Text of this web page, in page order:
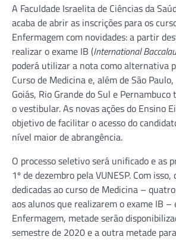
A Faculdade Israelita de Ciências da
acaba de abrir as inscrições para os
Enfermagem com novidades: a partir
realizar o exame IB (International
poderá utilizar a nota como alternativa
Curso de Medicina e, além de São
Goiás, Rio Grande do Sul e
o vestibular. As novas ações do Ensino
objetivo de facilitar o acesso do
nível maior de abrangência.
O processo seletivo será unificado e as
1º de dezembro pela VUNESP. Com
dedicadas ao curso de Medicina –
aos alunos que realizarem o exame IB –
Enfermagem, metade serão
semestre de 2020 e a outra metade